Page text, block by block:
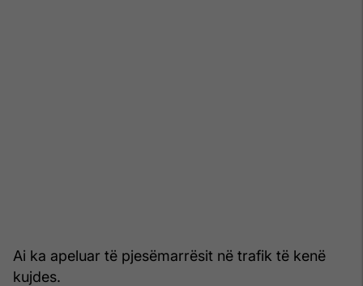
Ai ka apeluar të pjesëmarrësit në trafik të kenë
kujdes.